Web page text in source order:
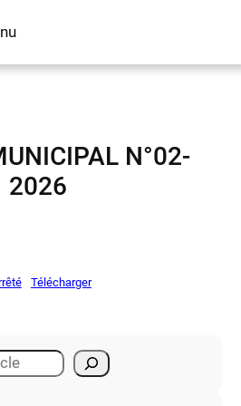
N°02-
2026
Télécharger